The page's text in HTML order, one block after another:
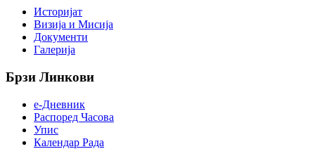
Историјат
Визија и Мисија
Документи
Галерија
Брзи Линкови
е-Дневник
Распоред Часова
Упис
Календар Рада